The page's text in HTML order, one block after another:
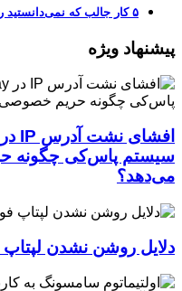
۵ کار جالب که نمی‌دانستید روتر وای فای شما می‌تواند انجام دهد
پیشنهاد ویژه
سیستم پاس‌کی چگونه
می‌دهد؟
دلایل روشن نشدن